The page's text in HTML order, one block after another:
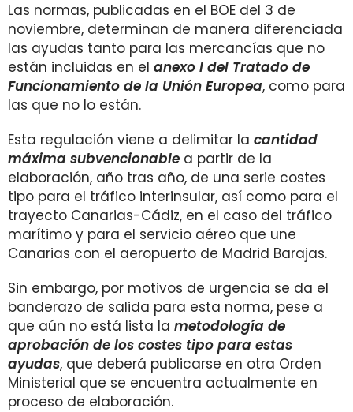
Las normas, publicadas en el BOE del 3 de
noviembre, determinan de manera diferenciada
las ayudas tanto para las mercancías que no
están incluidas en el anexo I del Tratado de
Funcionamiento de la Unión Europea, como para
las que no lo están.
Esta regulación viene a delimitar la cantidad
máxima subvencionable a partir de la
elaboración, año tras año, de una serie costes
tipo para el tráfico interinsular, así como para el
trayecto Canarias-Cádiz, en el caso del tráfico
marítimo y para el servicio aéreo que une
Canarias con el aeropuerto de Madrid Barajas.
Sin embargo, por motivos de urgencia se da el
banderazo de salida para esta norma, pese a
que aún no está lista la metodología de
aprobación de los costes tipo para estas
ayudas, que deberá publicarse en otra Orden
Ministerial que se encuentra actualmente en
proceso de elaboración.